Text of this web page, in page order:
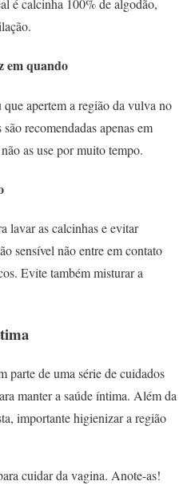
é calcinha 100% de algodão,
em quando
apertem a região da vulva no
recomendadas apenas em
as use por muito tempo.
lavar as calcinhas e evitar
sensível não entre em contato
Evite também misturar a
parte de uma série de cuidados
manter a saúde íntima. Além da
importante higienizar a região
cuidar da vagina. Anote-as!